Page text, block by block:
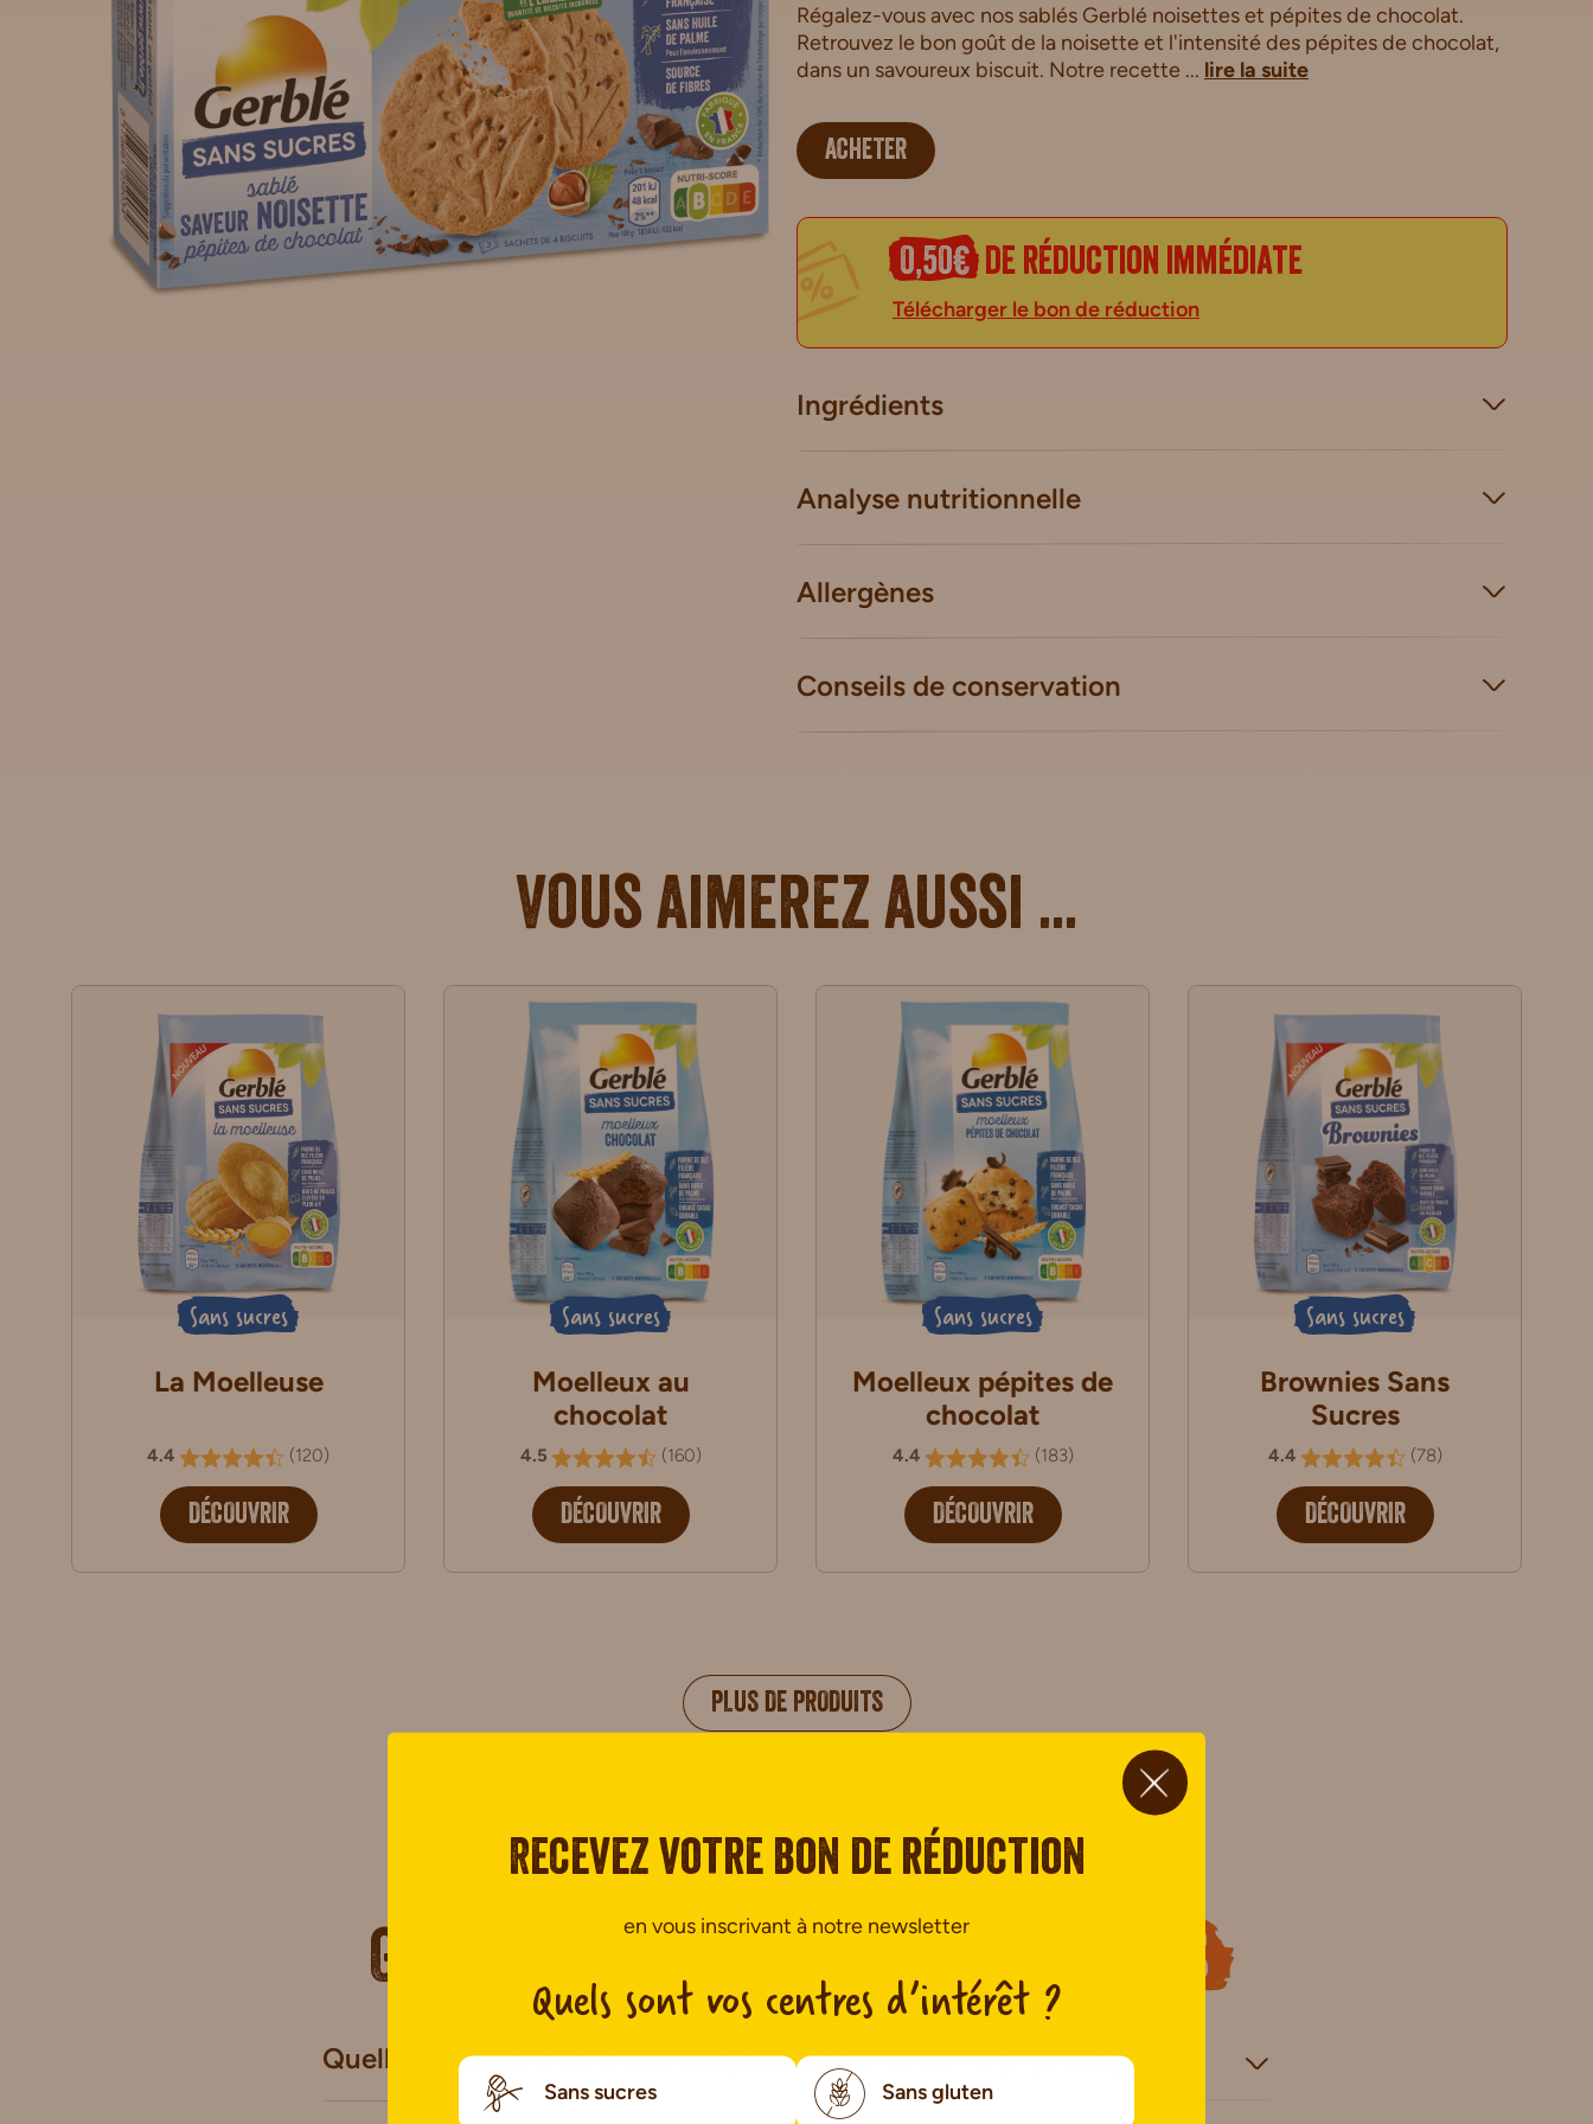
Régalez-vous avec nos sablés Gerblé noisettes et pépites de chocolat.
Retrouvez le bon goût de la noisette et l'intensité des pépites de chocolat,
dans un savoureux biscuit. Notre recette ... lire la suite
ACHETER
0,50€ de réduction immédiate
Télécharger le bon de réduction
Ingrédients
Analyse nutritionnelle
Allergènes
Conseils de conservation
Vous aimerez aussi ...
Sans sucres
La Moelleuse
4.4 (120)
DÉCOUVRIR
Sans sucres
Moelleux au
chocolat
4.5 (160)
DÉCOUVRIR
Sans sucres
Moelleux pépites de
chocolat
4.4 (183)
DÉCOUVRIR
Sans sucres
Brownies Sans
Sucres
4.4 (78)
DÉCOUVRIR
PLUS DE PRODUITS
Gerblé répond à vos questions
Quelles collations sans sucres ajoutés pour éviter le grignotage ?
Recevez votre bon de réduction
en vous inscrivant à notre newsletter
Quels sont vos centres d’intérêt ?
Sans sucres Sans gluten